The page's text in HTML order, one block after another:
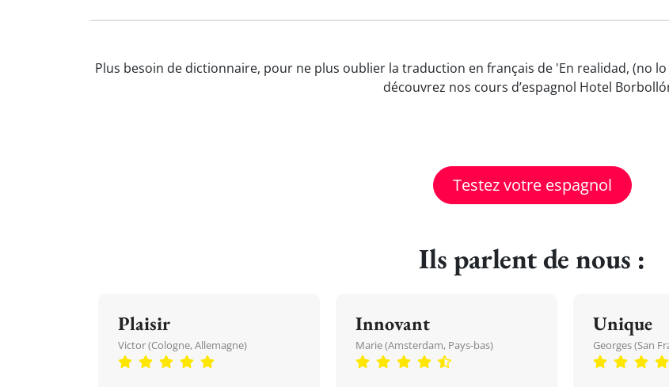
Plus besoin de dictionnaire, pour ne plus oublier la traduction en français de 'En realidad, (no
découvrez nos cours d’espagnol Hotel
Testez votre espagnol
Ils parlent de nous :
Plaisir
Victor (Cologne, Allemagne)
Innovant
Marie (Amsterdam, Pays-bas)
Unique
Georges (San